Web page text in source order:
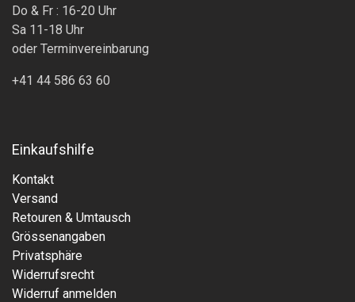
Do & Fr : 16-20 Uhr
Sa 11-18 Uhr
oder Terminvereinbarung
+41 44 586 63 60
Einkaufshilfe
Kontakt
Versand
Retouren & Umtausch
Grössenangaben
Privatsphäre
Widerrufsrecht
Widerruf anmelden